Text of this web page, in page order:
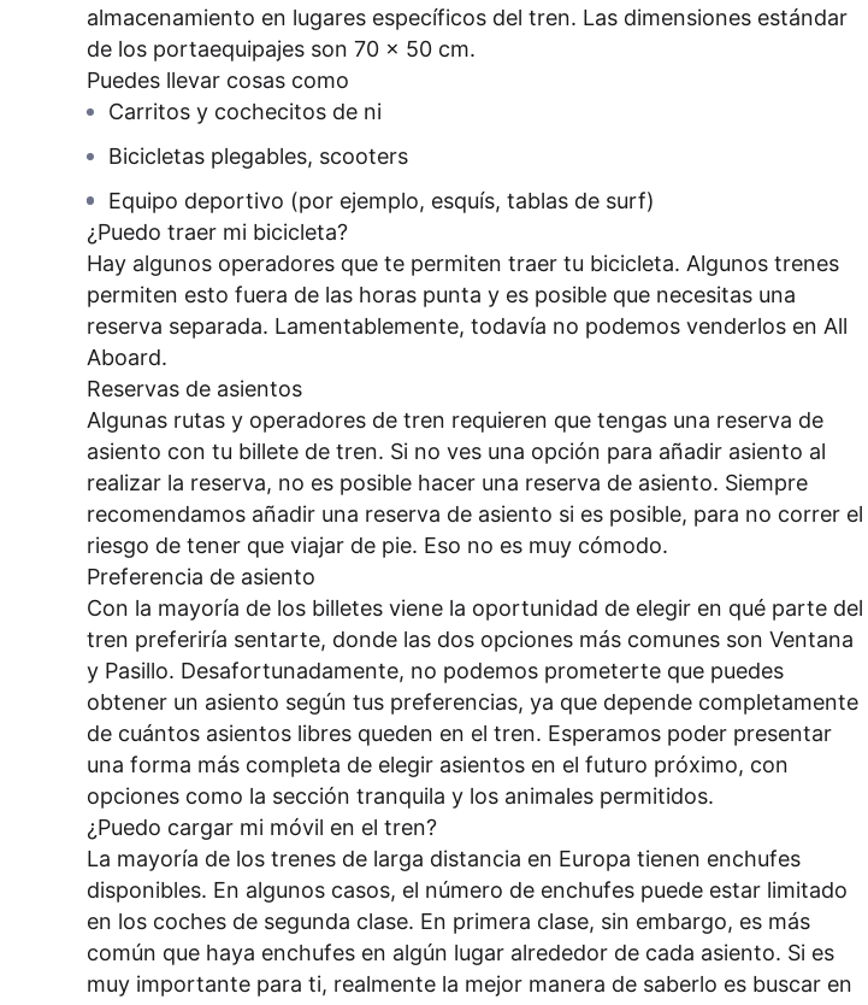
almacenamiento en lugares específicos del tren. Las dimensiones estándar
de los portaequipajes son 70 x 50 cm.
Puedes llevar cosas como
Carritos y cochecitos de ni
Bicicletas plegables, scooters
Equipo deportivo (por ejemplo, esquís, tablas de surf)
¿Puedo traer mi bicicleta?
Hay algunos operadores que te permiten traer tu bicicleta. Algunos trenes
permiten esto fuera de las horas punta y es posible que necesitas una
reserva separada. Lamentablemente, todavía no podemos venderlos en All
Aboard.
Reservas de asientos
Algunas rutas y operadores de tren requieren que tengas una reserva de
asiento con tu billete de tren. Si no ves una opción para añadir asiento al
realizar la reserva, no es posible hacer una reserva de asiento. Siempre
recomendamos añadir una reserva de asiento si es posible, para no correr el
riesgo de tener que viajar de pie. Eso no es muy cómodo.
Preferencia de asiento
Con la mayoría de los billetes viene la oportunidad de elegir en qué parte del
tren preferiría sentarte, donde las dos opciones más comunes son Ventana
y Pasillo. Desafortunadamente, no podemos prometerte que puedes
obtener un asiento según tus preferencias, ya que depende completamente
de cuántos asientos libres queden en el tren. Esperamos poder presentar
una forma más completa de elegir asientos en el futuro próximo, con
opciones como la sección tranquila y los animales permitidos.
¿Puedo cargar mi móvil en el tren?
La mayoría de los trenes de larga distancia en Europa tienen enchufes
disponibles. En algunos casos, el número de enchufes puede estar limitado
en los coches de segunda clase. En primera clase, sin embargo, es más
común que haya enchufes en algún lugar alrededor de cada asiento. Si es
muy importante para ti, realmente la mejor manera de saberlo es buscar en